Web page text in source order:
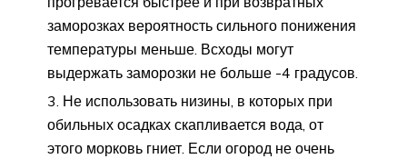
заморозках вероятность сильного понижения
температуры меньше. Всходы могут
выдержать заморозки не больше -4 градусов.
Не использовать низины, в которых при
обильных осадках скапливается вода, от
этого морковь гниет. Если огород не очень